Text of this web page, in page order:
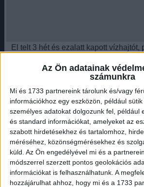
Az Ön adatainak
számunkra
Mi és 1733 partnereink tárolunk és/vagy
információkhoz egy eszközön, például
személyes adatokat dolgozunk fel, például
és standard információkat, amelyeket az
szabott hirdetésekhez és tartalomhoz,
méréséhez, közönségmérésekhez és
küld. Az Ön engedélyével mi és a
módszerrel szerzett pontos geolokációs
információkat is felhasználhatunk. A
hozzájárulhat ahhoz, hogy mi és a 1733
El telt 3 hét és ezalatt kapott vízhajtót,
után elküldtek innen minket, holnap
hospice osztályra, ahol meghalni
Érdekes módon most hirtelen mégis
mondván, hogy kibírja az utazást és
vérképe. Amíg tartott a kemoterápia
mindenki, most
Hirdetés